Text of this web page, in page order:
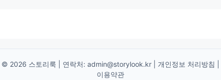
© 2026 스토리룩 | 연락처: admin@storylook.kr 개인정보 처리방침
이용약관